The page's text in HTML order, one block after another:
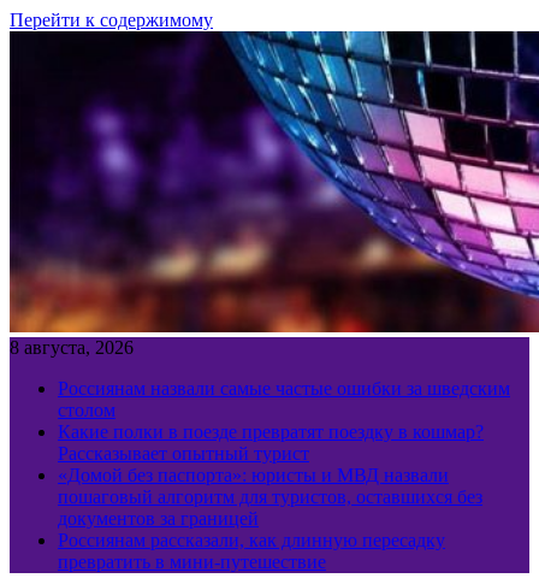
Перейти к содержимому
8 августа, 2026
Россиянам назвали самые частые ошибки за шведским
столом
Какие полки в поезде превратят поездку в кошмар?
Рассказывает опытный турист
«Домой без паспорта»: юристы и МВД назвали
пошаговый алгоритм для туристов, оставшихся без
документов за границей
Россиянам рассказали, как длинную пересадку
превратить в мини-путешествие